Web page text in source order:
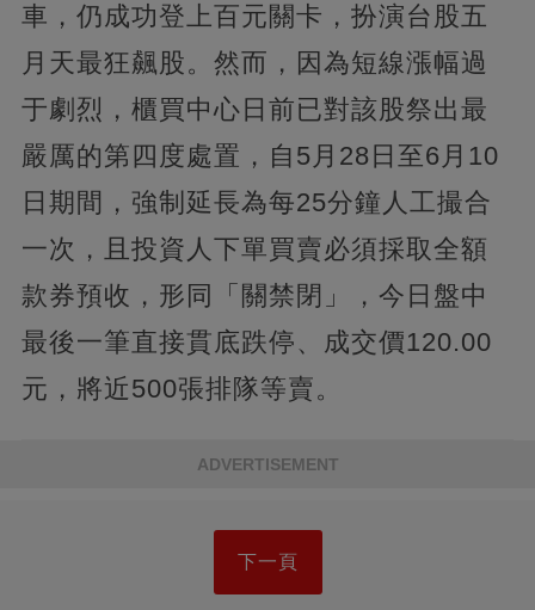
車，仍成功登上百元關卡，扮演台股五
月天最狂飆股。然而，因為短線漲幅過
于劇烈，櫃買中心日前已對該股祭出最
嚴厲的第四度處置，自5月28日至6月10
日期間，強制延長為每25分鐘人工撮合
一次，且投資人下單買賣必須採取全額
款券預收，形同「關禁閉」，今日盤中
最後一筆直接貫底跌停、成交價120.00
元，將近500張排隊等賣。
ADVERTISEMENT
下一頁